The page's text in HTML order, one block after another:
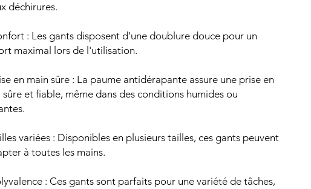
déchirures.
: Les gants disposent d'une doublure douce pour un
maximal lors de l'utilisation.
en main sûre : La paume antidérapante assure une prise en
sûre et fiable, même dans des conditions humides ou
variées : Disponibles en plusieurs tailles, ces gants peuvent
à toutes les mains.
: Ces gants sont parfaits pour une variété de tâches,